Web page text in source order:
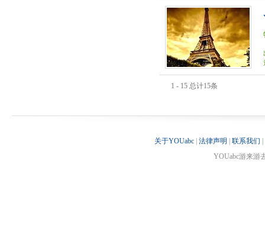
1 - 15 总计15条
关于YOUabc| 法律声明 联系我们
YOUabc游来游